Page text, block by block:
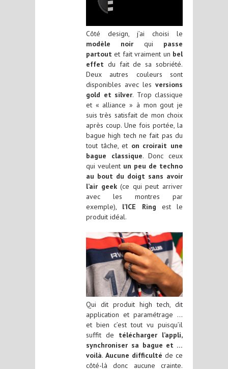
Côté design, j’ai choisi le
modèle noir qui passe
partout et fait vraiment un bel
effet du fait de sa sobriété.
Deux autres couleurs sont
disponibles avec les versions
gold et silver. Trop classique
et « alliance » à mon gout je
suis très satisfait de mon choix
après coup. Une fois portée, la
bague high tech ne fait pas du
tout tâche, et on croirait une
bague classique. Donc ceux
qui veulent un peu de techno
au bout du doigt sans avoir
l’air geek(ce qui peut arriver
avec les montres par
exemple), l’ICE Ring est le
produit idéal.
Qui dit produit high tech, dit
application et paramétrage …
et bien c’est tout vu puisqu’il
suffit de télécharger l’appli,
synchroniser sa bague et …
voilà. Aucune difficulté de ce
côté-là donc aucune crainte.